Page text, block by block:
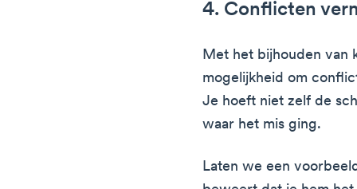
4. Conflicten
Met het bijhouden van
mogelijkheid om
Je hoeft niet zelf de
waar het mis ging.
Laten we een